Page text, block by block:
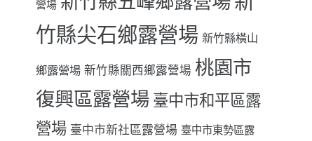
營場
竹縣尖石鄉露營場 新竹縣橫山
鄉露營場 新竹縣關西鄉露營場 桃園市
復興區露營場 臺中市和平區露
營場 臺中市新社區露營場 臺中市東勢區露